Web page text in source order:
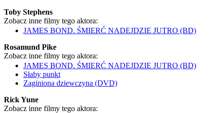
Toby Stephens
Zobacz inne filmy tego aktora:
JAMES BOND. ŚMIERĆ NADEJDZIE JUTRO (BD)
Rosamund Pike
Zobacz inne filmy tego aktora:
JAMES BOND. ŚMIERĆ NADEJDZIE JUTRO (BD)
Słaby punkt
Zaginiona dziewczyna (DVD)
Rick Yune
Zobacz inne filmy tego aktora: